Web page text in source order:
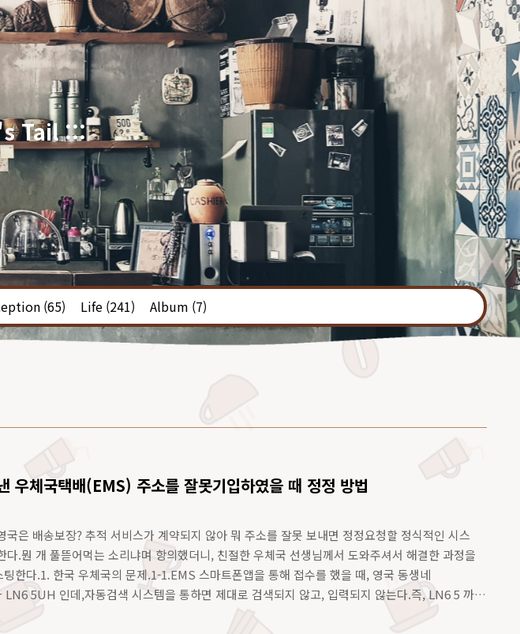
(65) Life (241) Album (7)
Tail :::
우체국택배(EMS) 주소를 잘못기입하였을 때 정정 방법
국은 배송보장? 추적 서비스가 계약되지 않아 뭐 주소를 잘못 보내면 정정요청할 정식적인 시스
다.뭔 개 풀뜯어먹는 소리냐며 항의했더니, 친절한 우체국 선생님께서 도와주셔서 해결한 과정을
한다.1. 한국 우체국의 문제.1-1.EMS 스마트폰앱을 통해 접수를 했을 때, 영국 동생네
5UH 인데,자동검색 시스템을 통하면 제대로 검색되지 않고, 입력되지 않는다.즉, LN6 5 까